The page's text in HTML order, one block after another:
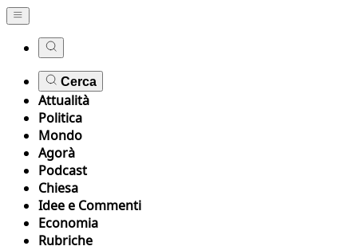
Cerca
Attualità
Politica
Mondo
Agorà
Podcast
Chiesa
Idee e Commenti
Economia
Rubriche